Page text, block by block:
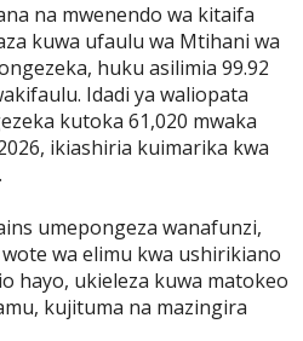
na mwenendo wa kitaifa
kuwa ufaulu wa Mtihani wa
huku asilimia 99.92
Idadi ya waliopata
kutoka 61,020 mwaka
ikiashiria kuimarika kwa
umepongeza wanafunzi,
wa elimu kwa ushirikiano
hayo, ukieleza kuwa matokeo
kujituma na mazingira